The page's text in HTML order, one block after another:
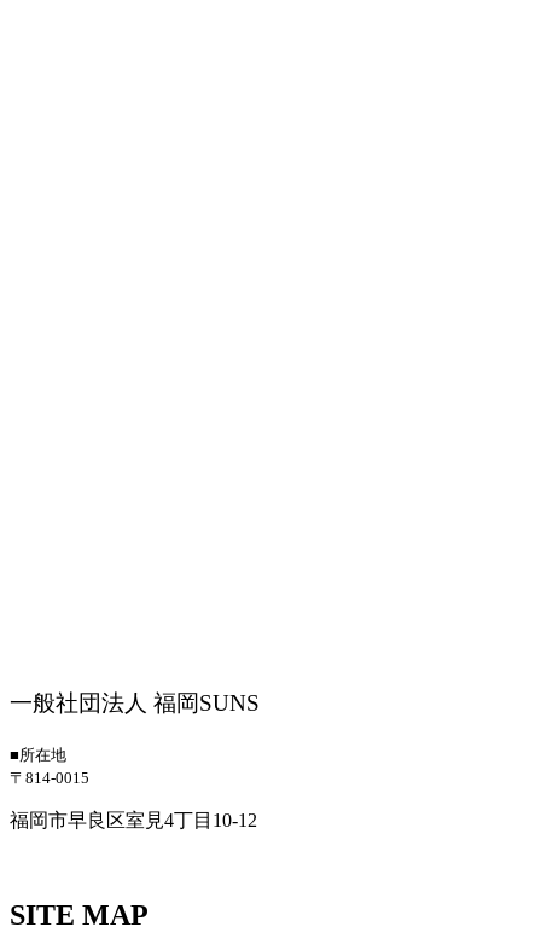
一般社団法人 福岡SUNS
■所在地
〒814-0015
福岡市早良区室見4丁目10-12
SITE MAP